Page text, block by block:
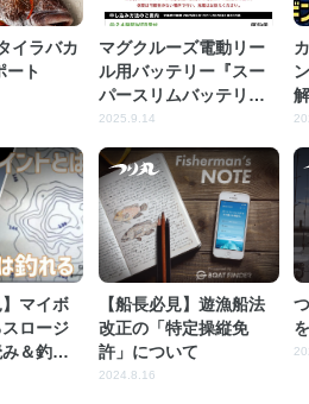
イラバカ
ート
マグクルーズ電動リー
ル用バッテリー『スー
パースリムバッテリー
10Ah 14.8V』 『メガマ
14.8V』無償交換のお知
らせ
2025.9.14
】マイボ
ロージ
＆釣れ
解説
【船長必見】遊漁船法
改正の「特定操縦免
許」について
2024.8.16